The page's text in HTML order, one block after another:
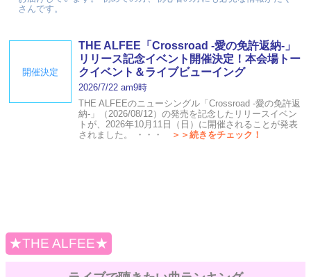
さんです。
開催決定
THE ALFEE「Crossroad -愛の免許返納-」
リリース記念イベント開催決定！本会場トー
クイベント＆ライブビューイング
2026/7/22 am9時
THE ALFEEのニューシングル「Crossroad -愛の免許返
納-」（2026/08/12）の発売を記念したリリースイベン
トが、2026年10月11日（日）に開催されることが発表
されました。 ・・・
＞＞続きをチェック！
★THE ALFEE★